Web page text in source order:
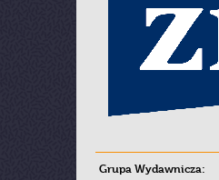
Grupa Wydawnicza: